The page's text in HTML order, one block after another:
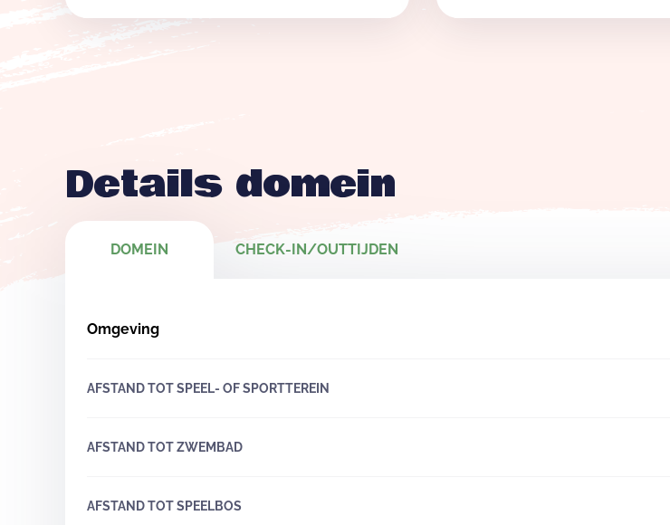
Details domein
DOMEIN CHECK-IN/OUTTIJDEN
Omgeving
AFSTAND TOT SPEEL- OF SPORTTEREIN
AFSTAND TOT ZWEMBAD
AFSTAND TOT SPEELBOS